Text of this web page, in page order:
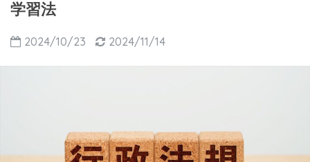
学習法
2024/10/23 2024/11/14